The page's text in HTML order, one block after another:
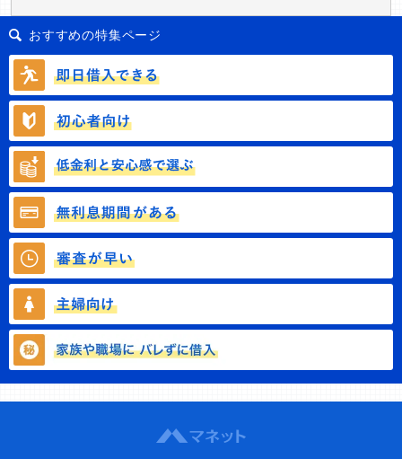
おすすめの特集ページ